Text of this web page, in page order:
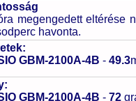
megengedett eltérése
havonta.
GBM-2100A-4B - 49.3
GBM-2100A-4B - 72